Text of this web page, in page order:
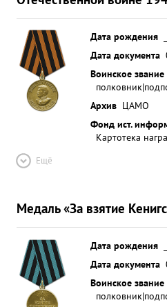
Дата рождения
Дата документа
Воинское звание
Архив ЦАМО
Фонд ист.
Картотека
Ещё
Медаль «За взятие
Дата рождения
Дата документа
Воинское звание